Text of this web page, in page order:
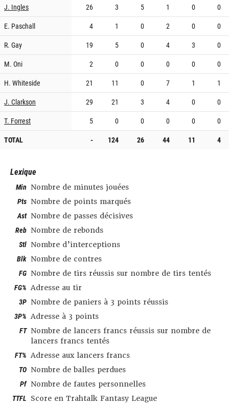
J. Ingles
26 3 5 1 0
0
E. Paschall
4 1 0 2 0
0
R. Gay
19 5 0 4 3
0
M. Oni
2 0 0 0 0
0
H. Whiteside
21 11 0 7 1
1
J. Clarkson
29 21 3 4 0
0
T. Forrest
5 0 0 0 0
0
TOTAL
- 124 26 44 11 4
Lexique
Min Nombre de minutes jouées
Pts Nombre de points marqués
Ast Nombre de passes décisives
Reb Nombre de rebonds
Stl Nombre d’interceptions
Blk Nombre de contres
FG Nombre de tirs réussis sur nombre de tirs tentés
FG% Adresse au tir
3P Nombre de paniers à 3 points réussis
3P% Adresse à 3 points
FT Nombre de lancers francs réussis sur nombre de
lancers francs tentés
FT% Adresse aux lancers francs
TO Nombre de balles perdues
Pf Nombre de fautes personnelles
TTFL Score en Trahtalk Fantasy League